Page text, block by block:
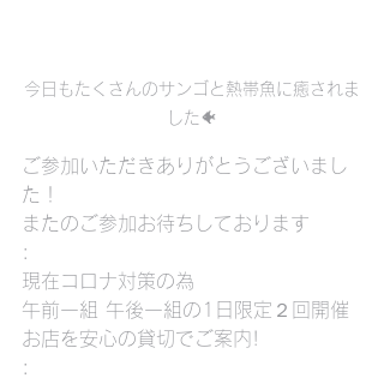
今日もたくさんのサンゴと熱帯魚に癒されま
した🐠
ご参加いただきありがとうございまし
た！
またのご参加お待ちしております
:
現在コロナ対策の為
午前一組 午後一組の1日限定２回開催
お店を安心の貸切でご案内!
: